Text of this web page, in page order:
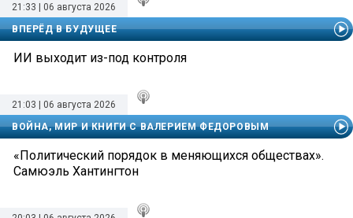
21:33 | 06 августа 2026
ВПЕРЁД В БУДУЩЕЕ
ИИ выходит из-под контроля
21:03 | 06 августа 2026
ВОЙНА, МИР И КНИГИ С ВАЛЕРИЕМ ФЕДОРОВЫМ
«Политический порядок в меняющихся обществах».
Самюэль Хантингтон